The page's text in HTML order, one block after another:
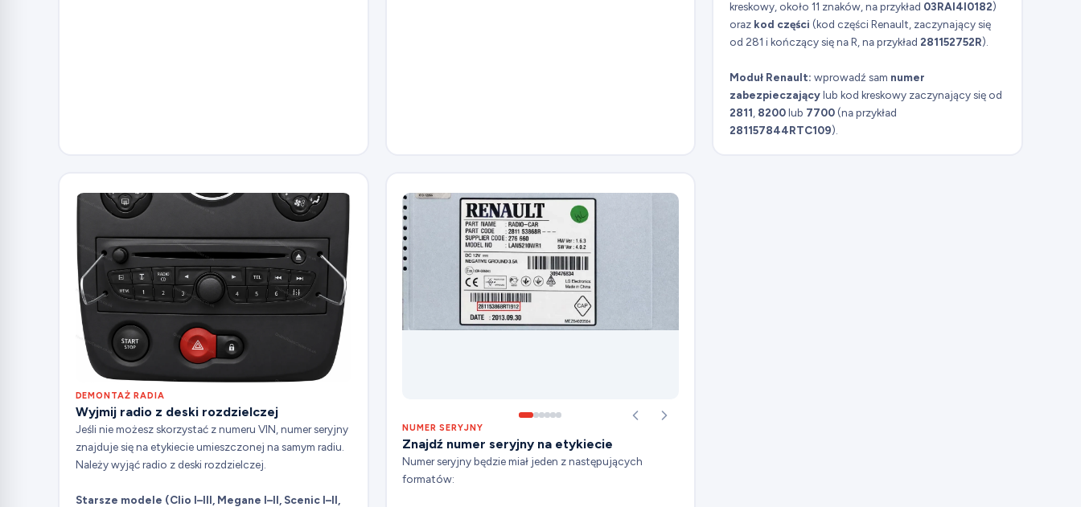
kreskowy, około 11 znaków, na przykład 03RAI4I0182)
oraz kod części (kod części Renault, zaczynający się
od 281 i kończący się na R, na przykład 281152752R).
Moduł Renault: wprowadź sam numer
zabezpieczającylub kod kreskowy zaczynający się od
2811 8200lub 7700(na przykład
281157844RTC109).
DEMONTAŻ RADIA
Wyjmij radio z deski rozdzielczej
Jeśli nie możesz skorzystać z numeru VIN, numer seryjny
znajduje się na etykiecie umieszczonej na samym radiu.
Należy wyjąć radio z deski rozdzielczej.
Starsze modele (Clio I–III, Megane I–II, Scenic I–II,
NUMER SERYJNY
Znajdź numer seryjny na etykiecie
Numer seryjny będzie miał jeden z następujących
formatów: